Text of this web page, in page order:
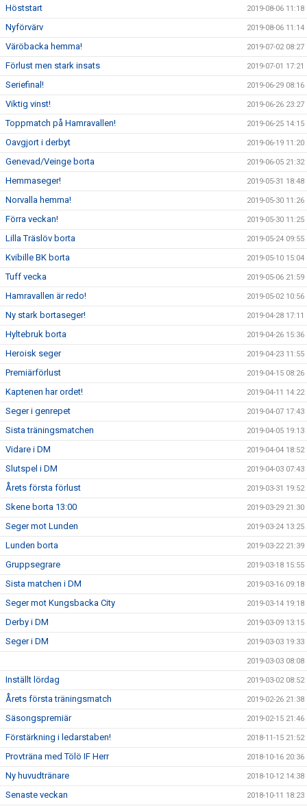
Höststart 2019-08-06 11:18
Nyförvärv 2019-08-06 11:14
Väröbacka hemma! 2019-07-02 08:27
Förlust men stark insats 2019-07-01 17:21
Seriefinal! 2019-06-29 08:16
Viktig vinst! 2019-06-26 23:27
Toppmatch på Hamravallen! 2019-06-25 14:15
Oavgjort i derbyt 2019-06-19 11:20
Genevad/Veinge borta 2019-06-05 21:32
Hemmaseger! 2019-05-31 18:48
Norvalla hemma! 2019-05-30 11:26
Förra veckan! 2019-05-30 11:25
Lilla Träslöv borta 2019-05-24 09:55
Kvibille BK borta 2019-05-10 15:04
Tuff vecka 2019-05-06 21:59
Hamravallen är redo! 2019-05-02 10:56
Ny stark bortaseger! 2019-04-28 17:11
Hyltebruk borta 2019-04-26 15:36
Heroisk seger 2019-04-23 11:55
Premiärförlust 2019-04-15 08:26
Kaptenen har ordet! 2019-04-11 14:22
Seger i genrepet 2019-04-07 17:43
Sista träningsmatchen 2019-04-05 19:13
Vidare i DM 2019-04-04 18:52
Slutspel i DM 2019-04-03 07:43
Årets första förlust 2019-03-31 19:52
Skene borta 13:00 2019-03-29 21:30
Seger mot Lunden 2019-03-24 13:25
Lunden borta 2019-03-22 21:39
Gruppsegrare 2019-03-18 15:55
Sista matchen i DM 2019-03-16 09:18
Seger mot Kungsbacka City 2019-03-14 19:18
Derby i DM 2019-03-09 13:15
Seger i DM 2019-03-03 19:33
2019-03-03 08:08
Inställt lördag 2019-03-02 08:52
Årets första träningsmatch 2019-02-26 21:38
Säsongspremiär 2019-02-15 21:46
Förstärkning i ledarstaben! 2018-11-15 21:52
Provträna med Tölö IF Herr 2018-10-16 20:36
Ny huvudtränare 2018-10-12 14:38
Senaste veckan 2018-10-11 18:23